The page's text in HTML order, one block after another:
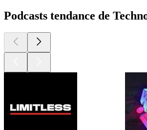
Plus de podcasts Technologies
Plus de podcasts Technologies